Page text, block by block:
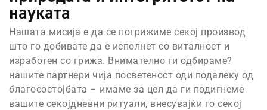
науката
Нашата мисија е да се погрижиме секој производ
што го добивате да е исполнет со виталност и
изработен со грижа. Внимателно ги одбираме?
нашите партнери чија посветеност оди подалеку од
благосостојбата – имаме за цел да ги подигнеме
вашите секојдневни ритуали, внесувајќи го секој